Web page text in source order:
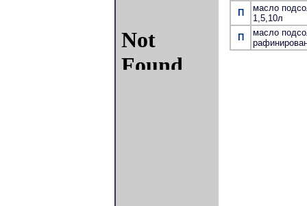
П
масло
1,5,10л
П
масло